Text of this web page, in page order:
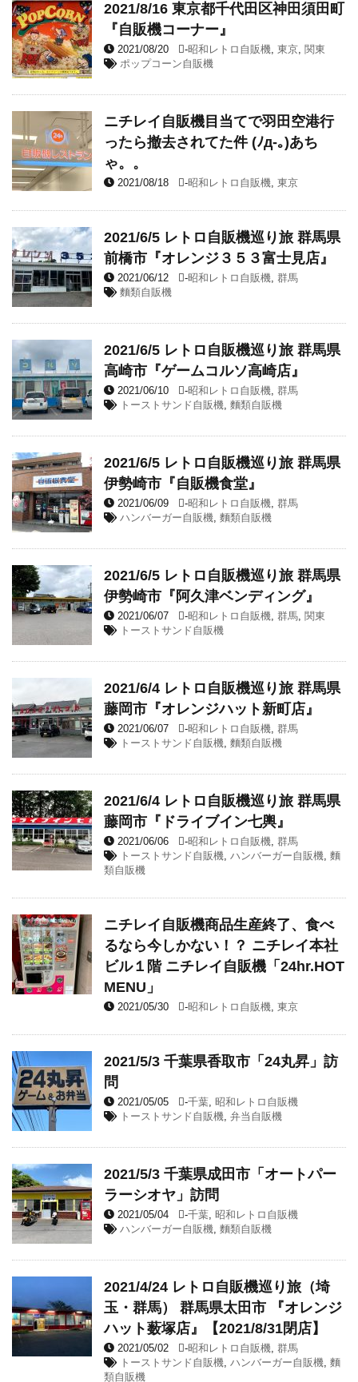
2021/8/16 東京都千代田区神田須田町
『自販機コーナー』
2021/08/20 -昭和レトロ自販機, 東京, 関東
ポップコーン自販機
ニチレイ自販機目当てで羽田空港行
ったら撤去されてた件 (ﾉд-｡)あち
ゃ。。
2021/08/18 -昭和レトロ自販機, 東京
2021/6/5 レトロ自販機巡り旅 群馬県
前橋市『オレンジ３５３富士見店』
2021/06/12 -昭和レトロ自販機, 群馬
麵類自販機
2021/6/5 レトロ自販機巡り旅 群馬県
高崎市『ゲームコルソ高崎店』
2021/06/10 -昭和レトロ自販機, 群馬
トーストサンド自販機, 麵類自販機
2021/6/5 レトロ自販機巡り旅 群馬県
伊勢崎市『自販機食堂』
2021/06/09 -昭和レトロ自販機, 群馬
ハンバーガー自販機, 麵類自販機
2021/6/5 レトロ自販機巡り旅 群馬県
伊勢崎市『阿久津ベンディング』
2021/06/07 -昭和レトロ自販機, 群馬, 関東
トーストサンド自販機
2021/6/4 レトロ自販機巡り旅 群馬県
藤岡市『オレンジハット新町店』
2021/06/07 -昭和レトロ自販機, 群馬
トーストサンド自販機, 麵類自販機
2021/6/4 レトロ自販機巡り旅 群馬県
藤岡市『ドライブイン七輿』
2021/06/06 -昭和レトロ自販機, 群馬
トーストサンド自販機, ハンバーガー自販機, 麵
類自販機
ニチレイ自販機商品生産終了、食べ
るなら今しかない！？ ニチレイ本社
ビル１階 ニチレイ自販機「24hr.HOT
MENU」
2021/05/30 -昭和レトロ自販機, 東京
2021/5/3 千葉県香取市「24丸昇」訪
問
2021/05/05 -千葉, 昭和レトロ自販機
トーストサンド自販機, 弁当自販機
2021/5/3 千葉県成田市「オートパー
ラーシオヤ」訪問
2021/05/04 -千葉, 昭和レトロ自販機
ハンバーガー自販機, 麵類自販機
2021/4/24 レトロ自販機巡り旅（埼
玉・群馬） 群馬県太田市 『オレンジ
ハット薮塚店』【2021/8/31閉店】
2021/05/02 -昭和レトロ自販機, 群馬
トーストサンド自販機, ハンバーガー自販機, 麵
類自販機